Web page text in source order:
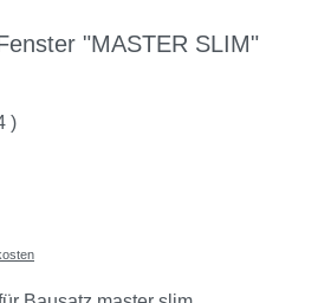
"MASTER SLIM"
)